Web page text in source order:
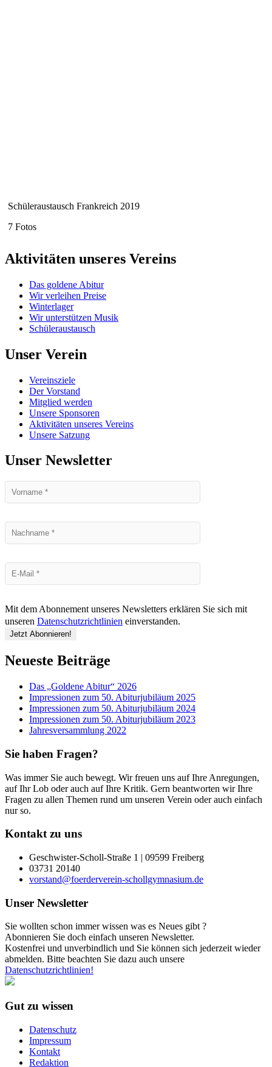
Schüleraustausch Frankreich 2019
7 Fotos
Aktivitäten unseres Vereins
Das goldene Abitur
Wir verleihen Preise
Winterlager
Wir unterstützen Musik
Schüleraustausch
Unser Verein
Vereinsziele
Der Vorstand
Mitglied werden
Unsere Sponsoren
Aktivitäten unseres Vereins
Unsere Satzung
Unser Newsletter
Mit dem Abonnement unseres Newsletters erklären Sie sich mit
unseren Datenschutzrichtlinien einverstanden.
Neueste Beiträge
Das „Goldene Abitur“ 2026
Impressionen zum 50. Abiturjubiläum 2025
Impressionen zum 50. Abiturjubiläum 2024
Impressionen zum 50. Abiturjubiläum 2023
Jahresversammlung 2022
Sie haben Fragen?
Was immer Sie auch bewegt. Wir freuen uns auf Ihre Anregungen,
auf Ihr Lob oder auch auf Ihre Kritik. Gern beantworten wir Ihre
Fragen zu allen Themen rund um unseren Verein oder auch einfach
nur so.
Kontakt zu uns
Geschwister-Scholl-Straße 1 | 09599 Freiberg
03731 20140
vorstand@foerderverein-schollgymnasium.de
Unser Newsletter
Sie wollten schon immer wissen was es Neues gibt ?
Abonnieren Sie doch einfach unseren Newsletter.
Kostenfrei und unverbindlich und Sie können sich jederzeit wieder
abmelden. Bitte beachten Sie dazu auch unsere
Datenschutzrichtlinien!
Gut zu wissen
Datenschutz
Impressum
Kontakt
Redaktion